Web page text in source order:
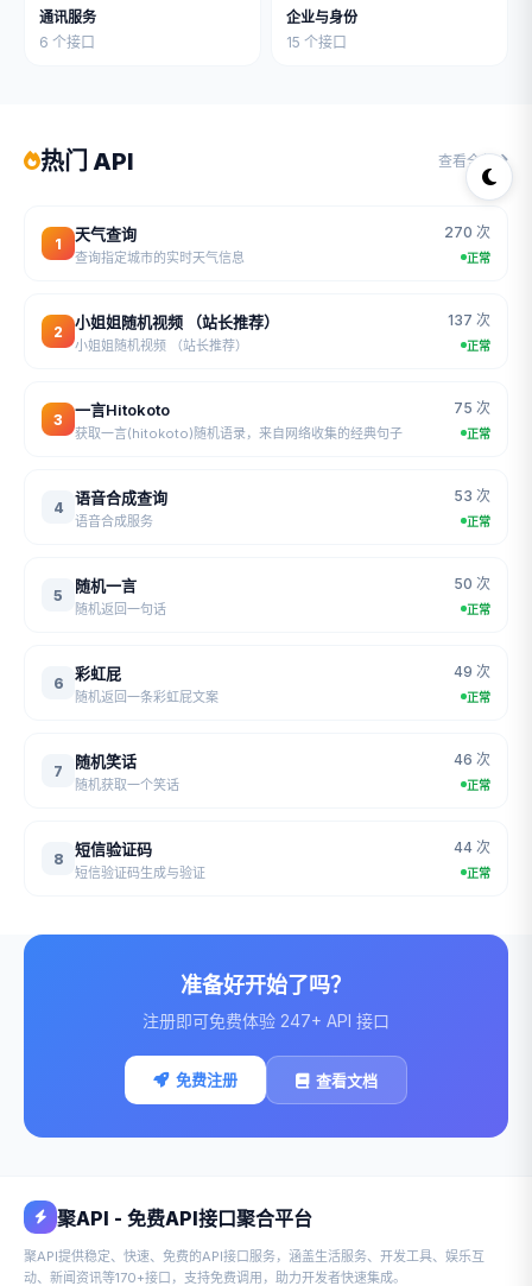
通讯服务
6 个接口
企业与身份
15 个接口
热门 API 查看全部
1
天气查询
查询指定城市的实时天气信息
270 次
正常
2
小姐姐随机视频 （站长推荐）
小姐姐随机视频 （站长推荐）
137 次
正常
3
一言Hitokoto
获取一言(hitokoto)随机语录，来自网络收集的经典句子
75 次
正常
4
语音合成查询
语音合成服务
53 次
正常
5
随机一言
随机返回一句话
50 次
正常
6
彩虹屁
随机返回一条彩虹屁文案
49 次
正常
7
随机笑话
随机获取一个笑话
46 次
正常
8
短信验证码
短信验证码生成与验证
44 次
正常
准备好开始了吗？
注册即可免费体验 247+ API 接口
免费注册 查看文档
聚API - 免费API接口聚合平台
聚API提供稳定、快速、免费的API接口服务，涵盖生活服务、开发工具、娱乐互
动、新闻资讯等170+接口，支持免费调用，助力开发者快速集成。